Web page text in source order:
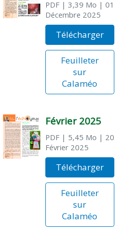
PDF| 3,39 Mo | 01
Décembre 2025
Télécharger
Feuilleter
sur
Calaméo
Février 2025
PDF| 5,45 Mo | 20
Février 2025
Télécharger
Feuilleter
sur
Calaméo